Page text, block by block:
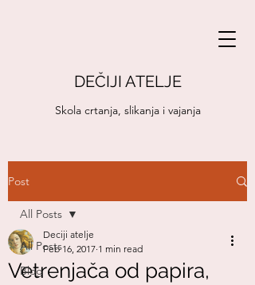
DEČIJI ATELJE
Skola crtanja, slikanja i vajanja
Post
All Posts
Blog
All Posts
Vetrenjača od papira,
Deciji atelje
Feb 16, 2017 1 min read